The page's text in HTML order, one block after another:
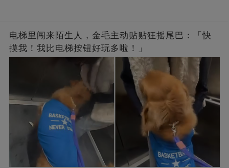
电梯里闯来陌生人，金毛主动贴贴狂摇尾巴：「快
摸我！我比电梯按钮好玩多啦！」